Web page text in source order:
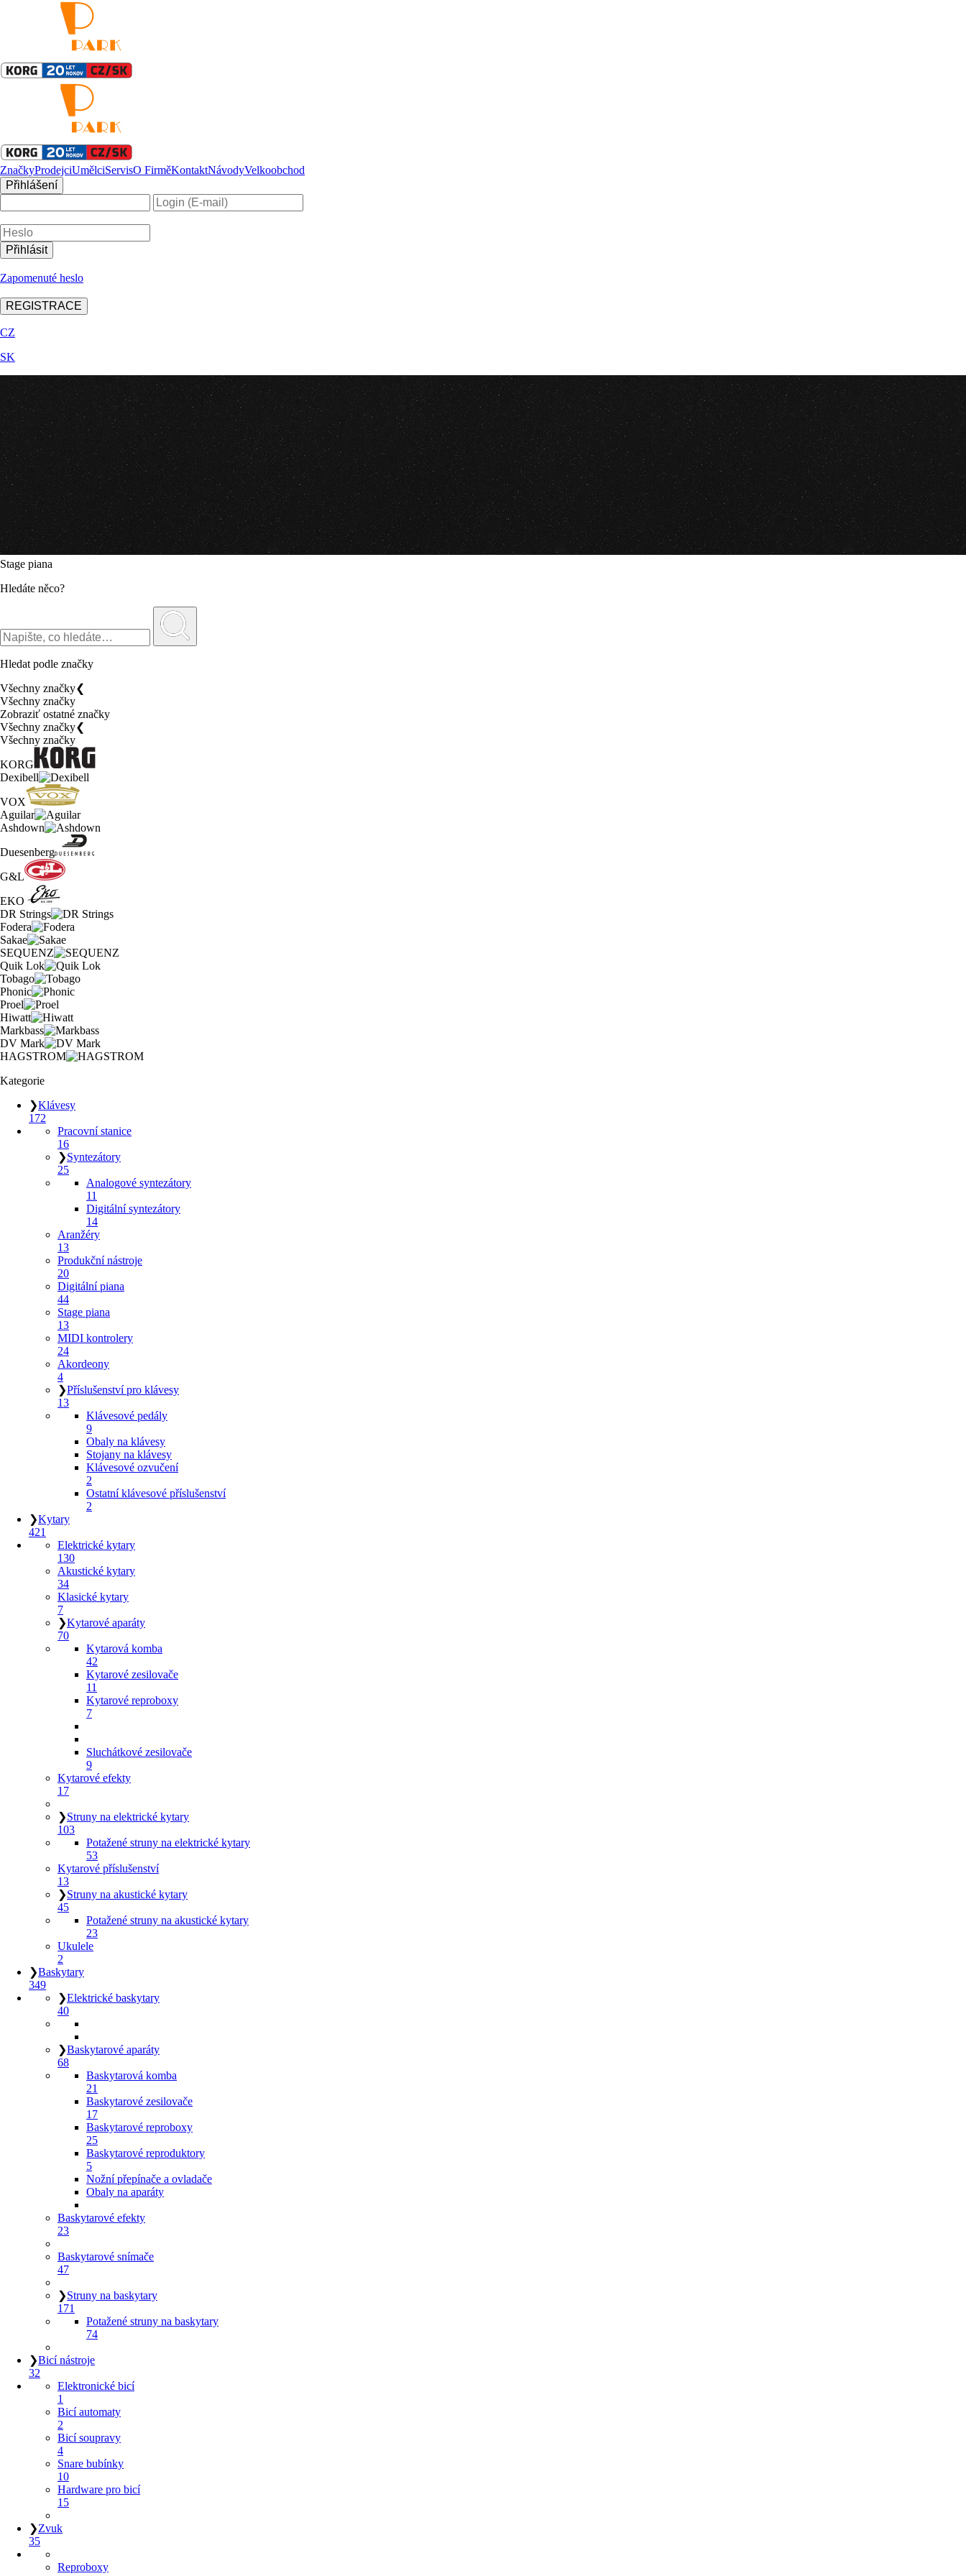
ZnačkyProdejciUmělciServisO FirměKontaktNávodyVelkoobchod
Přihlášení
Zapomenuté heslo
REGISTRACE
CZ
SK
Stage piana
Hledáte něco?
Hledat podle značky
Všechny značky❮
Všechny značky
Zobraziť ostatné značky
Všechny značky❮
Všechny značky
KORG
Dexibell
VOX
Aguilar
Ashdown
Duesenberg
G&L
EKO
DR Strings
Fodera
Sakae
SEQUENZ
Quik Lok
Tobago
Phonic
Proel
Hiwatt
Markbass
DV Mark
HAGSTROM
Kategorie
❯Klávesy
172
Pracovní stanice
16
❯Syntezátory
25
Analogové syntezátory
11
Digitální syntezátory
14
Aranžéry
13
Produkční nástroje
20
Digitální piana
44
Stage piana
13
MIDI kontrolery
24
Akordeony
4
❯Příslušenství pro klávesy
13
Klávesové pedály
9
Obaly na klávesy
Stojany na klávesy
Klávesové ozvučení
2
Ostatní klávesové příslušenství
2
❯Kytary
421
Elektrické kytary
130
Akustické kytary
34
Klasické kytary
7
❯Kytarové aparáty
70
Kytarová komba
42
Kytarové zesilovače
11
Kytarové reproboxy
7
Sluchátkové zesilovače
9
Kytarové efekty
17
❯Struny na elektrické kytary
103
Potažené struny na elektrické kytary
53
Kytarové příslušenství
13
❯Struny na akustické kytary
45
Potažené struny na akustické kytary
23
Ukulele
2
❯Baskytary
349
❯Elektrické baskytary
40
❯Baskytarové aparáty
68
Baskytarová komba
21
Baskytarové zesilovače
17
Baskytarové reproboxy
25
Baskytarové reproduktory
5
Nožní přepínače a ovladače
Obaly na aparáty
Baskytarové efekty
23
Baskytarové snímače
47
❯Struny na baskytary
171
Potažené struny na baskytary
74
❯Bicí nástroje
32
Elektronické bicí
1
Bicí automaty
2
Bicí soupravy
4
Snare bubínky
10
Hardware pro bicí
15
❯Zvuk
35
Reproboxy